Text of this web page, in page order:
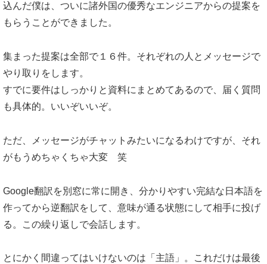
込んだ僕は、ついに諸外国の優秀なエンジニアからの提案を
もらうことができました。
集まった提案は全部で１６件。それぞれの人とメッセージで
やり取りをします。
すでに要件はしっかりと資料にまとめてあるので、届く質問
も具体的。いいぞいいぞ。
ただ、メッセージがチャットみたいになるわけですが、それ
がもうめちゃくちゃ大変 笑
Google翻訳を別窓に常に開き、分かりやすい完結な日本語を
作ってから逆翻訳をして、意味が通る状態にして相手に投げ
る。この繰り返しで会話します。
とにかく間違ってはいけないのは「主語」。これだけは最後